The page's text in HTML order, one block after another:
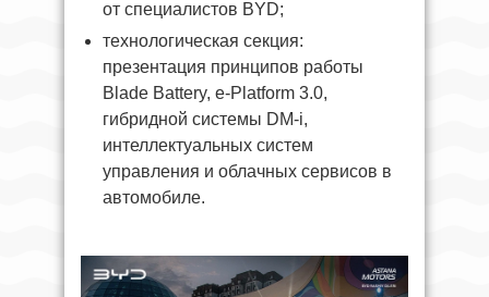
от специалистов BYD;
технологическая секция:
презентация принципов работы
Blade Battery, e-Platform 3.0,
гибридной системы DM-i,
интеллектуальных систем
управления и облачных сервисов в
автомобиле.